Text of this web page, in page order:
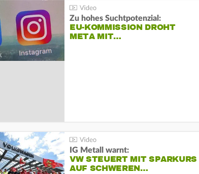
Zu hohes Suchtpotenzial:
EU-KOMMISSION DROHT
META MIT…
IG Metall warnt:
VW STEUERT MIT SPARKURS
AUF SCHWEREN…